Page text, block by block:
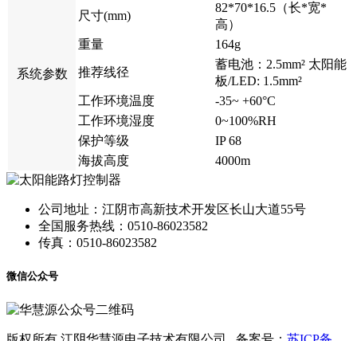
系统参数
尺寸(mm)
82*70*16.5（长*宽*
高）
重量
164g
推荐线径
蓄电池：2.5mm² 太阳能
板/LED: 1.5mm²
工作环境温度
-35~ +60°C
工作环境湿度
0~100%RH
保护等级
IP 68
海拔高度
4000m
公司地址：江阴市高新技术开发区长山大道55号
全国服务热线：0510-86023582
传真：0510-86023582
微信公众号